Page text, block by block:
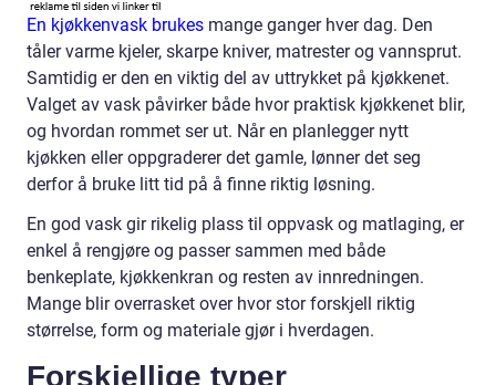
En kjøkkenvask brukes mange ganger hver dag. Den
tåler varme kjeler, skarpe kniver, matrester og vannsprut.
Samtidig er den en viktig del av uttrykket på kjøkkenet.
Valget av vask påvirker både hvor praktisk kjøkkenet blir,
og hvordan rommet ser ut. Når en planlegger nytt
kjøkken eller oppgraderer det gamle, lønner det seg
derfor å bruke litt tid på å finne riktig løsning.
En god vask gir rikelig plass til oppvask og matlaging, er
enkel å rengjøre og passer sammen med både
benkeplate, kjøkkenkran og resten av innredningen.
Mange blir overrasket over hvor stor forskjell riktig
størrelse, form og materiale gjør i hverdagen.
Forskjellige typer